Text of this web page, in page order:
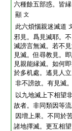
六種餘五部惑。皆
顯 文
此六煩惱親迷滅道
邪見。爲見滅耶。
滅謗言無滅。若不
見滅。但尋教見。
見親能縁滅。如何
於多机處。遙見人
非不謗故。有見滅
以九地滅上下相望
故者。非同類因等
因増上果。不同於
諸地擇滅。更互相